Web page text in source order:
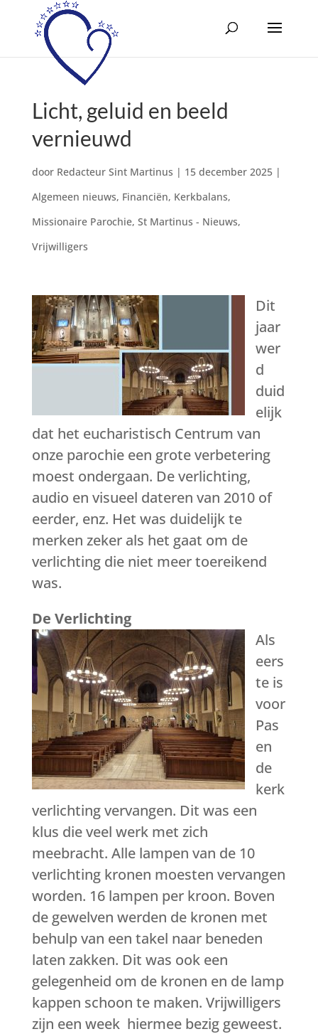
Licht, geluid en beeld
vernieuwd
door Redacteur Sint Martinus | 15 december 2025|
Algemeen nieuws, Financiën, Kerkbalans,
Missionaire Parochie, St Martinus - Nieuws,
Vrijwilligers
Dit
jaar
wer
d
duid
elijk
dat het eucharistisch Centrum van
onze parochie een grote verbetering
moest ondergaan. De verlichting,
audio en visueel dateren van 2010 of
eerder, enz. Het was duidelijk te
merken zeker als het gaat om de
verlichting die niet meer toereikend
was.
De Verlichting
Als
eers
te is
voor
Pas
en
de
kerk
verlichting vervangen. Dit was een
klus die veel werk met zich
meebracht. Alle lampen van de 10
verlichting kronen moesten vervangen
worden. 16 lampen per kroon. Boven
de gewelven werden de kronen met
behulp van een takel naar beneden
laten zakken. Dit was ook een
gelegenheid om de kronen en de lamp
kappen schoon te maken. Vrijwilligers
zijn een week hiermee bezig geweest.